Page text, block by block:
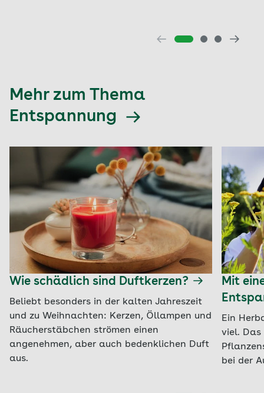
Matte sinken lassen. Spüren Sie kurz nach.
den oberen Rücken, den Bauch und den
unteren Rücken sowie beide Füße und Beine.
Spannen Sie Ihre gesamte Muskulatur von
halten und komplett loslassen. Lassen Sie
alle Muskeln im Körper weich und sanft
werden. Genießen Sie den Moment des
Loslassens.
Mehr zum Thema
Entspannung
Wie schädlich sind Duftkerzen?
Beliebt besonders in der kalten Jahreszeit
und zu Weihnachten: Kerzen, Öllampen und
Räucherstäbchen strömen einen
angenehmen, aber auch bedenklichen Duft
aus.
Mit
Ein
viel. Das
bei der